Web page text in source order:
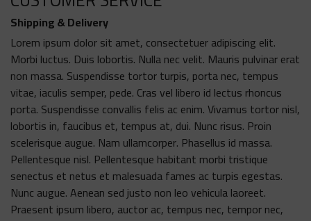
Shipping & Delivery
Lorem ipsum dolor sit amet, consectetuer adipiscing elit.
Morbi luctus. Duis lobortis. Nulla nec velit. Mauris pulvinar erat
non massa. Suspendisse tortor turpis, porta nec, tempus
vitae, iaculis semper, pede. Cras vel libero id lectus rhoncus
porta. Suspendisse convallis felis ac enim. Vivamus tortor nisl,
lobortis in, faucibus et, tempus at, dui. Nunc risus. Proin
scelerisque augue. Nam ullamcorper. Phasellus id massa.
Pellentesque nisl. Pellentesque habitant morbi tristique
senectus et netus et malesuada fames ac turpis egestas.
Nunc augue. Aenean sed justo non leo vehicula laoreet.
Praesent ipsum libero, auctor ac, tempus nec, tempor nec,